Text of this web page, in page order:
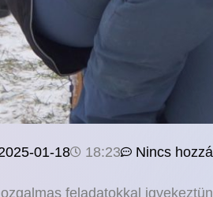
01-18 18:23 Nincs
feladatokkal